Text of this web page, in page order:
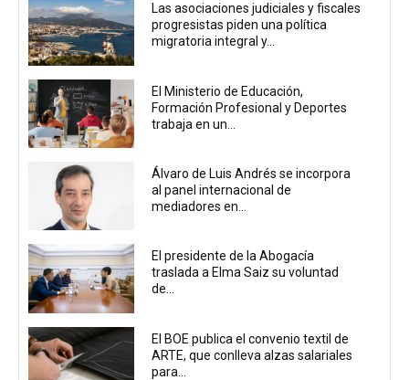
Las asociaciones judiciales y fiscales
progresistas piden una política
migratoria integral y...
El Ministerio de Educación,
Formación Profesional y Deportes
trabaja en un...
Álvaro de Luis Andrés se incorpora
al panel internacional de
mediadores en...
El presidente de la Abogacía
traslada a Elma Saiz su voluntad
de...
El BOE publica el convenio textil de
ARTE, que conlleva alzas salariales
para...